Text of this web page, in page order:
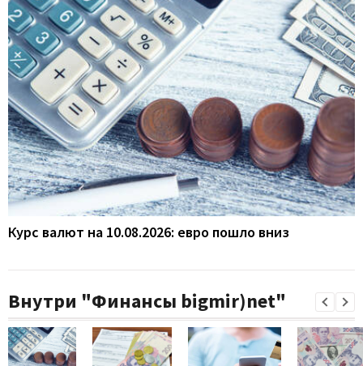
Курс валют на 10.08.2026: евро пошло вниз
Внутри "Финансы bigmir)net"